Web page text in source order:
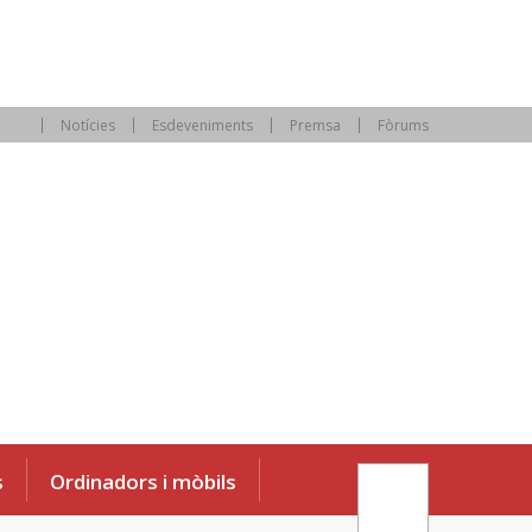
Notícies Esdeveniments Premsa Fòrums
Ordinadors i mòbils